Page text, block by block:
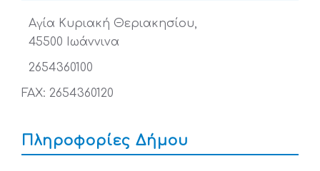
Αγία Κυριακή Θεριακησίου,
45500 Ιωάννινα
2654360100
FAX: 2654360120
Πληροφορίες Δήμου